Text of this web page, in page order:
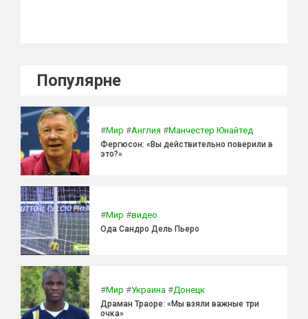
Популярне
#Мир #Англия #Манчестер Юнайтед
Фергюсон: «Вы действительно поверили в
это?»
#Мир #видео
Ода Сандро Дель Пьеро
#Мир #Украина #Донецк
Драман Траоре: «Мы взяли важные три
очка»